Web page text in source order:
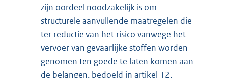
zijn oordeel noodzakelijk is om
structurele aanvullende maatregelen die
ter reductie van het risico vanwege het
vervoer van gevaarlijke stoffen worden
genomen ten goede te laten komen aan
de belangen, bedoeld in artikel 12,